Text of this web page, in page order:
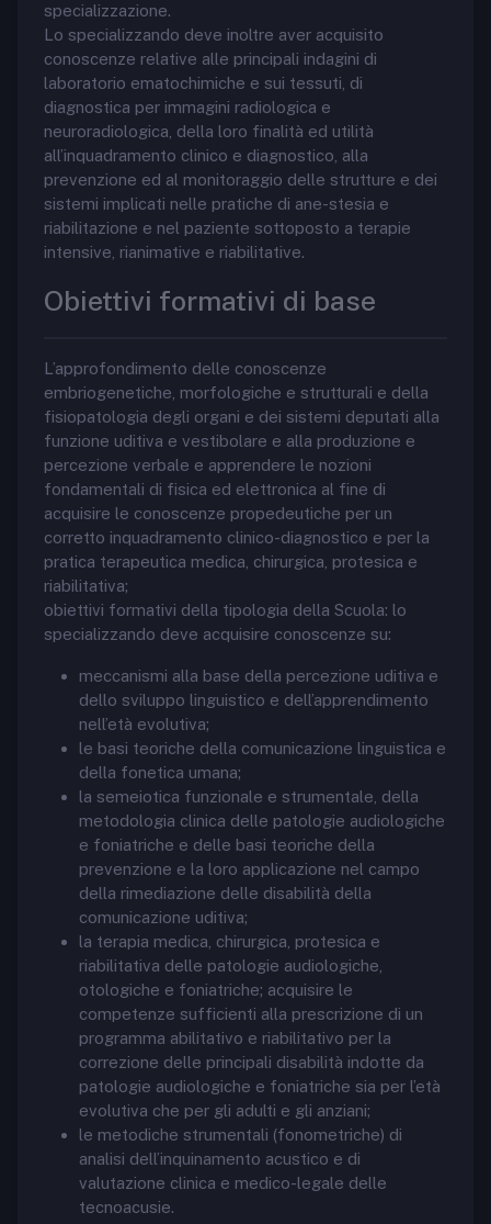
specializzazione.
Lo specializzando deve inoltre aver acquisito
conoscenze relative alle principali indagini di
laboratorio ematochimiche e sui tessuti, di
diagnostica per immagini radiologica e
neuroradiologica, della loro finalità ed utilità
all’inquadramento clinico e diagnostico, alla
prevenzione ed al monitoraggio delle strutture e dei
sistemi implicati nelle pratiche di ane-stesia e
riabilitazione e nel paziente sottoposto a terapie
intensive, rianimative e riabilitative.
Obiettivi formativi di base
L’approfondimento delle conoscenze
embriogenetiche, morfologiche e strutturali e della
fisiopatologia degli organi e dei sistemi deputati alla
funzione uditiva e vestibolare e alla produzione e
percezione verbale e apprendere le nozioni
fondamentali di fisica ed elettronica al fine di
acquisire le conoscenze propedeutiche per un
corretto inquadramento clinico-diagnostico e per la
pratica terapeutica medica, chirurgica, protesica e
riabilitativa;
obiettivi formativi della tipologia della Scuola: lo
specializzando deve acquisire conoscenze su:
meccanismi alla base della percezione uditiva e
dello sviluppo linguistico e dell’apprendimento
nell’età evolutiva;
le basi teoriche della comunicazione linguistica e
della fonetica umana;
la semeiotica funzionale e strumentale, della
metodologia clinica delle patologie audiologiche
e foniatriche e delle basi teoriche della
prevenzione e la loro applicazione nel campo
della rimediazione delle disabilità della
comunicazione uditiva;
la terapia medica, chirurgica, protesica e
riabilitativa delle patologie audiologiche,
otologiche e foniatriche; acquisire le
competenze sufficienti alla prescrizione di un
programma abilitativo e riabilitativo per la
correzione delle principali disabilità indotte da
patologie audiologiche e foniatriche sia per l’età
evolutiva che per gli adulti e gli anziani;
le metodiche strumentali (fonometriche) di
analisi dell’inquinamento acustico e di
valutazione clinica e medico-legale delle
tecnoacusie.